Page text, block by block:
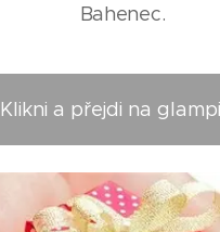
Bahenec.
Klikni a přejdi na